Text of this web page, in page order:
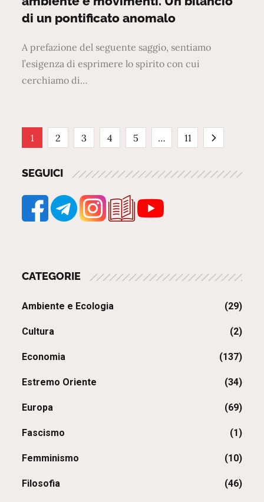
di un pontificato anomalo
A prefazione del seguente saggio, sentiamo
l’esigenza di esprimere lo spirito con cui
cerchiamo di…
Paginazione
degli
articoli
1 2 3 4 5 … 11
SEGUICI
CATEGORIE
Ambiente e Ecologia (29)
Cultura (2)
Economia (137)
Estremo Oriente (34)
Europa (69)
Fascismo (1)
Femminismo (10)
Filosofia (46)